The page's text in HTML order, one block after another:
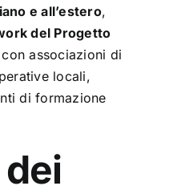
e all’estero,
del Progetto
associazioni di
locali,
di formazione